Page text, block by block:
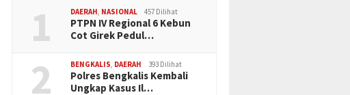
1 DAERAH, NASIONAL 457 Dilihat
PTPN IV Regional 6 Kebun
Cot Girek Pedul…
2 BENGKALIS, DAERAH 393 Dilihat
Polres Bengkalis Kembali
Ungkap Kasus Il…